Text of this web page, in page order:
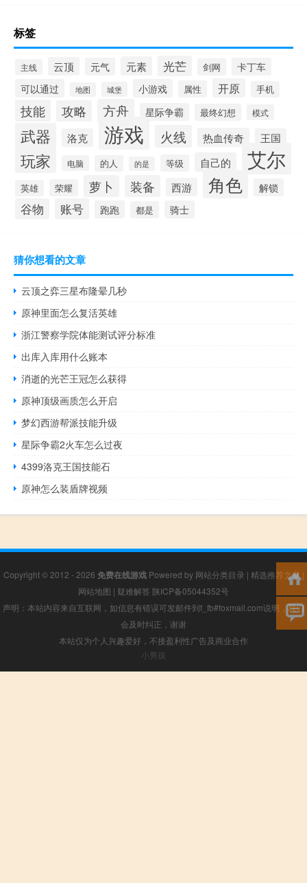
标签
主线 云顶 元气 元素 光芒 剑网 卡丁车
可以通过 地图 城堡 小游戏 属性 开原 手机
技能 攻略 方舟 星际争霸 最终幻想 模式
武器 洛克 游戏 火线 热血传奇 王国
玩家 电脑 的人 的是 等级 自己的 艾尔
英雄 荣耀 萝卜 装备 西游 角色 解锁
谷物 账号 跑跑 都是 骑士
猜你想看的文章
云顶之弈三星布隆晕几秒
原神里面怎么复活英雄
浙江警察学院体能测试评分标准
出库入库用什么账本
消逝的光芒王冠怎么获得
原神顶级画质怎么开启
梦幻西游帮派技能升级
星际争霸2火车怎么过夜
4399洛克王国技能石
原神怎么装盾牌视频
Copyright © 2012 - 2026 免费在线游戏Powered by 网站分类目录 | 精选推荐文章|
网站地图 | 疑难解答 陕ICP备05044352号
声明：本站内容来自互联网，如信息有错误可发邮件到f_fb#foxmail.com说明，我们
会及时纠正，谢谢
本站仅为个人兴趣爱好，不接盈利性广告及商业合作
小男孩